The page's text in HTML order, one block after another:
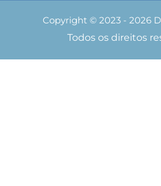
Copyright © 2023 - 2026
Todos os direitos